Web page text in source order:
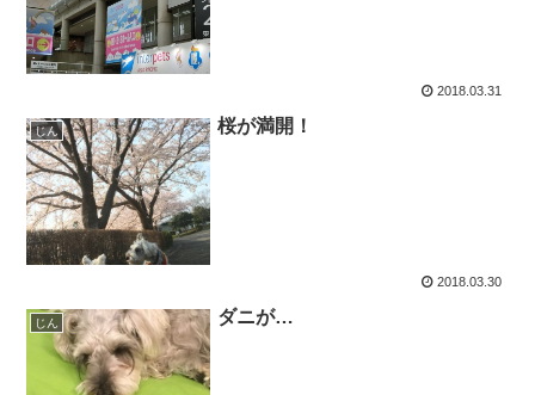
2018.03.31
じん 桜が満開！
2018.03.30
じん ダニが…